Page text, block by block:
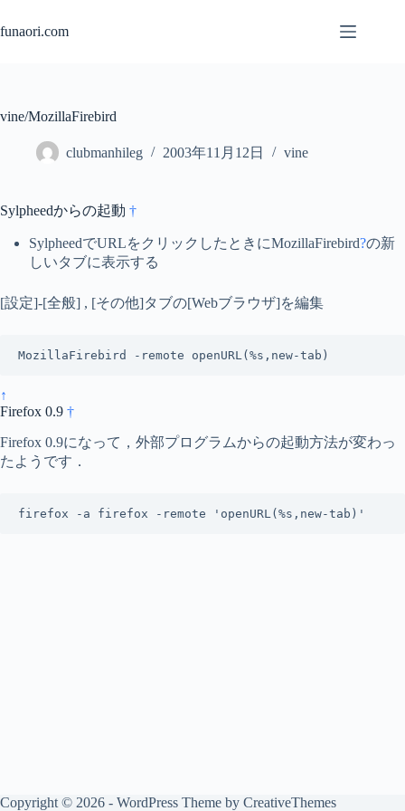
ン
ス
funaori.com
vine/MozillaFirebird
clubmanhileg 2003年11月12日 vine
Sylpheedからの起動 †
SylpheedでURLをクリックしたときにMozillaFirebird?の新
しいタブに表示する
[設定]-[全般] , [その他]タブの[Webブラウザ]を編集
MozillaFirebird -remote openURL(%s,new-tab)
↑
Firefox 0.9 †
Firefox 0.9になって，外部プログラムからの起動方法が変わっ
たようです．
firefox -a firefox -remote 'openURL(%s,new-tab)'
Copyright © 2026 - WordPress Theme by CreativeThemes